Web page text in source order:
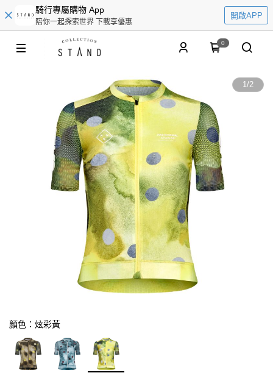
騎行專屬購物 App
陪你一起探索世界 下載享優惠
開啟APP
0
1/2
顏色：炫彩黃